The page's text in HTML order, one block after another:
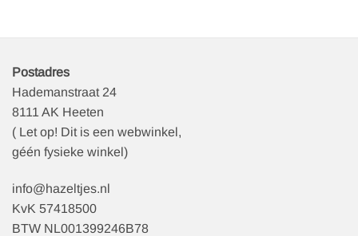
Postadres
Hademanstraat 24
8111 AK Heeten
( Let op! Dit is een webwinkel,
géén fysieke winkel)
info@hazeltjes.nl
KvK 57418500
BTW NL001399246B78